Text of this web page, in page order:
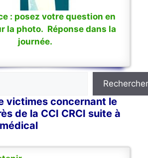
: posez votre question en
la photo. Réponse dans la
journée.
Rechercher
victimes concernant le
de la CCI CRCI suite à